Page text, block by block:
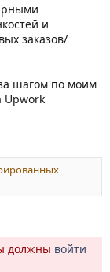
и
заказов/
шагом по моим
Upwork
должны войти